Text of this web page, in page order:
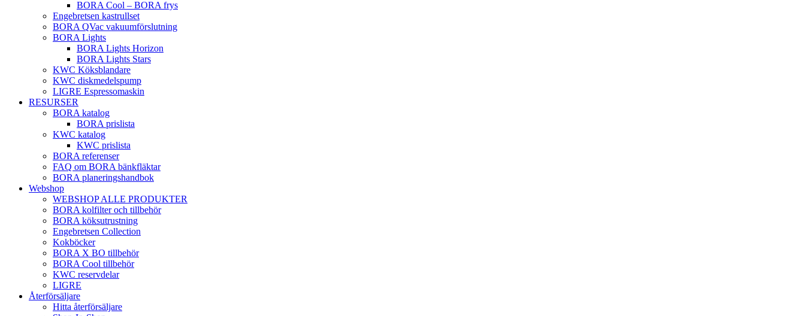
BORA Cool – BORA frys
Engebretsen kastrullset
BORA QVac vakuumförslutning
BORA Lights
BORA Lights Horizon
BORA Lights Stars
KWC Köksblandare
KWC diskmedelspump
LIGRE Espressomaskin
RESURSER
BORA katalog
BORA prislista
KWC katalog
KWC prislista
BORA referenser
FAQ om BORA bänkfläktar
BORA planeringshandbok
Webshop
WEBSHOP ALLE PRODUKTER
BORA kolfilter och tillbehör
BORA köksutrustning
Engebretsen Collection
Kokböcker
BORA X BO tillbehör
BORA Cool tillbehör
KWC reservdelar
LIGRE
Återförsäljare
Hitta återförsäljare